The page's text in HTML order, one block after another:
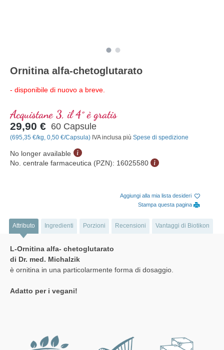
Ornitina alfa-chetoglutarato
- disponibile di nuovo a breve.
Acquistane 3, il 4° è gratis
29,90 € 60 Capsule
(695,35 €/kg, 0,50 €/Capsula) IVA inclusa più Spese di spedizione
No longer available
No. centrale farmaceutica (PZN): 16025580
Aggiungi alla mia lista desideri
Stampa questa pagina
Attributo Ingredienti Porzioni Recensioni Vantaggi di Biotikon
L-Ornitina alfa- chetoglutarato
di Dr. med. Michalzik
è ornitina in una particolarmente forma di dosaggio.
Adatto per i vegani!